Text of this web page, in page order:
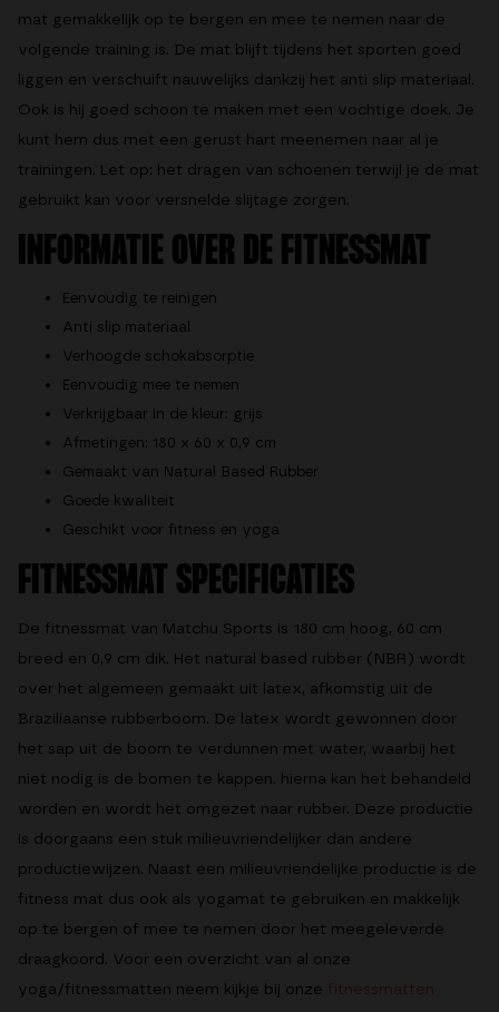
mat gemakkelijk op te bergen en mee te nemen naar de
volgende training is. De mat blijft tijdens het sporten goed
liggen en verschuift nauwelijks dankzij het anti slip materiaal.
Ook is hij goed schoon te maken met een vochtige doek. Je
kunt hem dus met een gerust hart meenemen naar al je
trainingen. Let op: het dragen van schoenen terwijl je de mat
gebruikt kan voor versnelde slijtage zorgen.
INFORMATIE OVER DE FITNESSMAT
Eenvoudig te reinigen
Anti slip materiaal
Verhoogde schokabsorptie
Eenvoudig mee te nemen
Verkrijgbaar in de kleur: grijs
Afmetingen: 180 x 60 x 0,9 cm
Gemaakt van Natural Based Rubber
Goede kwaliteit
Geschikt voor fitness en yoga
FITNESSMAT SPECIFICATIES
De fitnessmat van Matchu Sports is 180 cm hoog, 60 cm
breed en 0,9 cm dik. Het natural based rubber (NBR) wordt
over het algemeen gemaakt uit latex, afkomstig uit de
Braziliaanse rubberboom. De latex wordt gewonnen door
het sap uit de boom te verdunnen met water, waarbij het
niet nodig is de bomen te kappen. hierna kan het behandeld
worden en wordt het omgezet naar rubber. Deze productie
is doorgaans een stuk milieuvriendelijker dan andere
productiewijzen. Naast een milieuvriendelijke productie is de
fitness mat dus ook als yogamat te gebruiken en makkelijk
op te bergen of mee te nemen door het meegeleverde
draagkoord. Voor een overzicht van al onze
yoga/fitnessmatten neem kijkje bij onze fitnessmatten